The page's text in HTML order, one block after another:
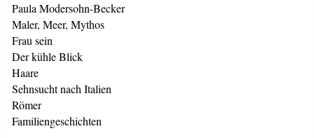
Paula Modersohn-Becker
Maler, Meer, Mythos
Frau sein
Der kühle Blick
Haare
Sehnsucht nach Italien
Römer
Familiengeschichten